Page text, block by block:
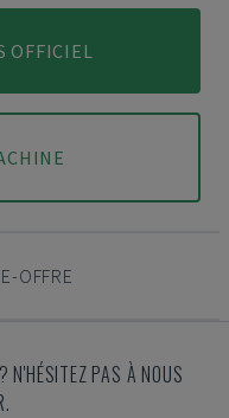
OFFICIEL
OFFRE
N'HÉSITEZ PAS À NOUS